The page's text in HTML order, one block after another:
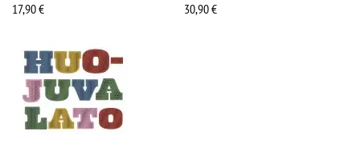
17,90€
30,90€